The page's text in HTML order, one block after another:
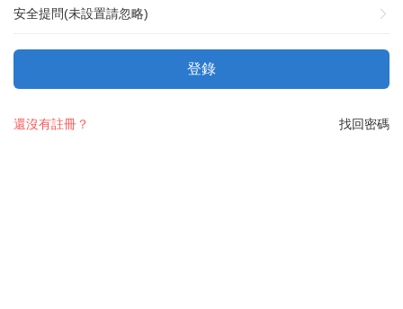
安全提問(未設置請忽略)
登錄
找回密碼
還沒有註冊？